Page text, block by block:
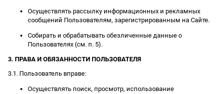
Осуществлять рассылку информационных и рекламных
сообщений Пользователям, зарегистрированным на Сайте.
Собирать и обрабатывать обезличенные данные о
Пользователях (см. п. 5).
3. ПРАВА И ОБЯЗАННОСТИ ПОЛЬЗОВАТЕЛЯ
3.1. Пользователь вправе:
Осуществлять поиск, просмотр, использование